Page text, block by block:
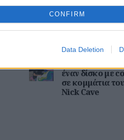
CONFIRM
Data Deletion
Οι Flaming Lips
συνεργάζονται
έναν δίσκο με
σε κομμάτια του
Nick Cave